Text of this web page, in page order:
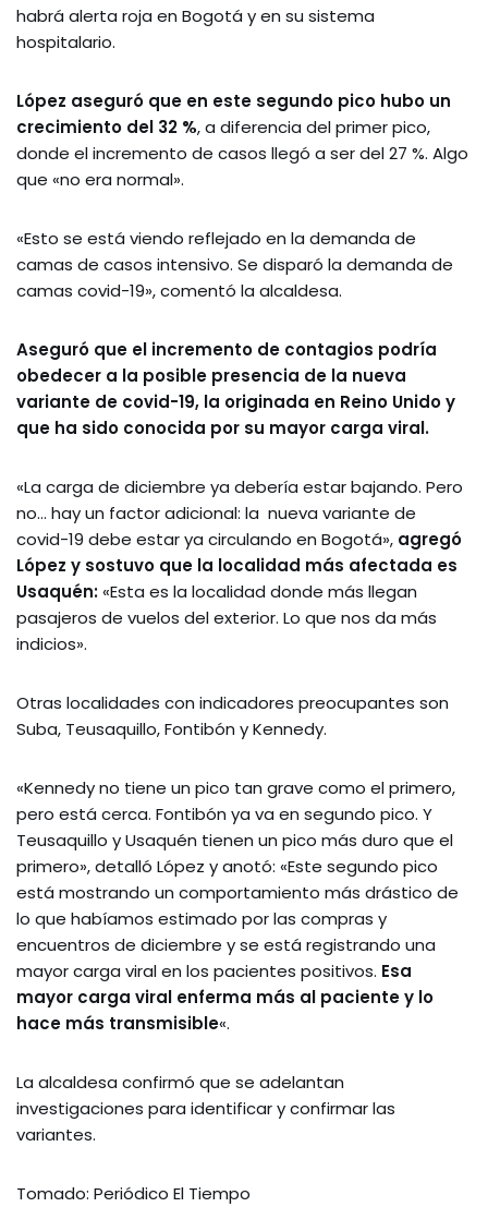
habrá alerta roja en Bogotá y en su sistema
hospitalario.
López aseguró que en este segundo pico hubo un
crecimiento del 32 %, a diferencia del primer pico,
donde el incremento de casos llegó a ser del 27 %. Algo
que «no era normal».
«Esto se está viendo reflejado en la demanda de
camas de casos intensivo. Se disparó la demanda de
camas covid-19», comentó la alcaldesa.
Aseguró que el incremento de contagios podría
obedecer a la posible presencia de la nueva
variante de covid-19, la originada en Reino Unido y
que ha sido conocida por su mayor carga viral.
«La carga de diciembre ya debería estar bajando. Pero
no… hay un factor adicional: la nueva variante de
covid-19 debe estar ya circulando en Bogotá», agregó
López y sostuvo que la localidad más afectada es
Usaquén:«Esta es la localidad donde más llegan
pasajeros de vuelos del exterior. Lo que nos da más
indicios».
Otras localidades con indicadores preocupantes son
Suba, Teusaquillo, Fontibón y Kennedy.
«Kennedy no tiene un pico tan grave como el primero,
pero está cerca. Fontibón ya va en segundo pico. Y
Teusaquillo y Usaquén tienen un pico más duro que el
primero», detalló López y anotó: «Este segundo pico
está mostrando un comportamiento más drástico de
lo que habíamos estimado por las compras y
encuentros de diciembre y se está registrando una
mayor carga viral en los pacientes positivos. Esa
mayor carga viral enferma más al paciente y lo
hace más transmisible«.
La alcaldesa confirmó que se adelantan
investigaciones para identificar y confirmar las
variantes.
Tomado: Periódico El Tiempo